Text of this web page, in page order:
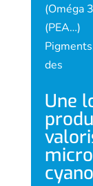
(Oméga
(PEA…)
des
Une